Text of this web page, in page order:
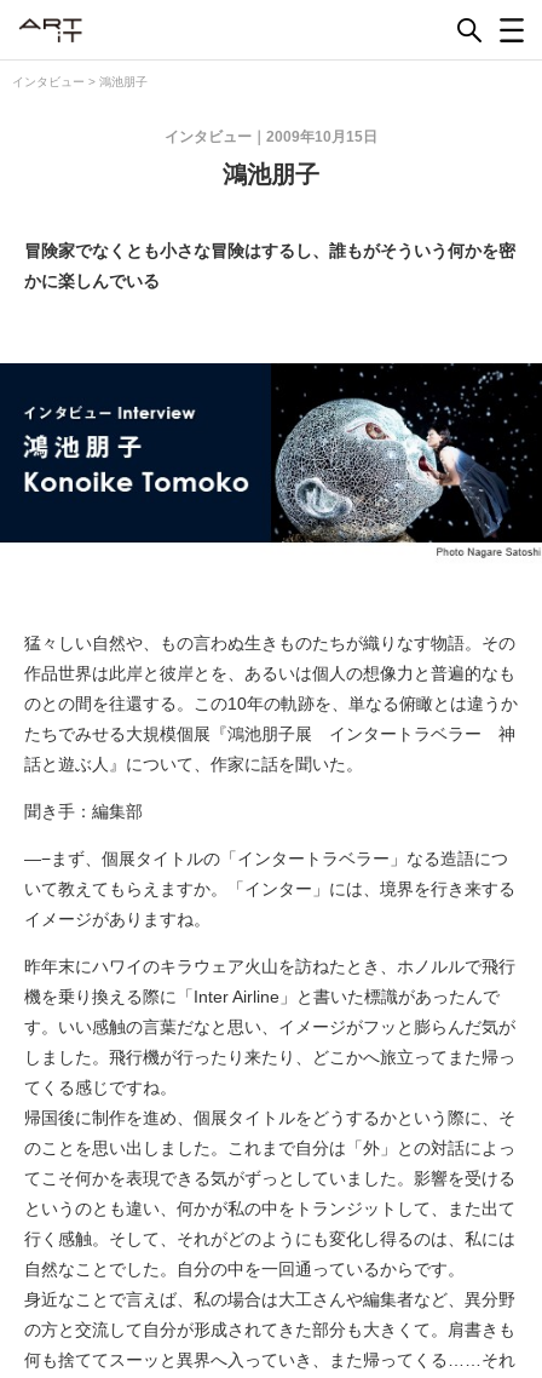
インタビュー > 鴻池朋子
2009年10月15日
インタビュー
鴻池朋子
冒険家でなくとも小さな冒険はするし、誰もがそういう何かを密
かに楽しんでいる
猛々しい自然や、もの言わぬ生きものたちが織りなす物語。その
作品世界は此岸と彼岸とを、あるいは個人の想像力と普遍的なも
のとの間を往還する。この10年の軌跡を、単なる俯瞰とは違うか
たちでみせる大規模個展『鴻池朋子展 インタートラベラー 神
話と遊ぶ人』について、作家に話を聞いた。
聞き手：編集部
—−まず、個展タイトルの「インタートラベラー」なる造語につ
いて教えてもらえますか。「インター」には、境界を行き来する
イメージがありますね。
昨年末にハワイのキラウェア火山を訪ねたとき、ホノルルで飛行
機を乗り換える際に「Inter Airline」と書いた標識があったんで
す。いい感触の言葉だなと思い、イメージがフッと膨らんだ気が
しました。飛行機が行ったり来たり、どこかへ旅立ってまた帰っ
てくる感じですね。
帰国後に制作を進め、個展タイトルをどうするかという際に、そ
のことを思い出しました。これまで自分は「外」との対話によっ
てこそ何かを表現できる気がずっとしていました。影響を受ける
というのとも違い、何かが私の中をトランジットして、また出て
行く感触。そして、それがどのようにも変化し得るのは、私には
自然なことでした。自分の中を一回通っているからです。
身近なことで言えば、私の場合は大工さんや編集者など、異分野
の方と交流して自分が形成されてきた部分も大きくて。肩書きも
何も捨ててスーッと異界へ入っていき、また帰ってくる……それ